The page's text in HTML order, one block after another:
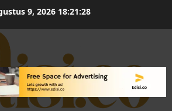
9, 2026 18:21:28